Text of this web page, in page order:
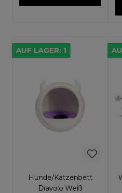
AUF LAGER: 1
Hunde/Katzenbett
Diavolo Weiß